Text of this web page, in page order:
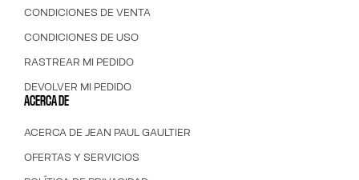
CONDICIONES DE VENTA
CONDICIONES DE USO
RASTREAR MI PEDIDO
DEVOLVER MI PEDIDO
ACERCA DE
ACERCA DE JEAN PAUL GAULTIER
OFERTAS Y SERVICIOS